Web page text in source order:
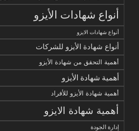
أنواع شهادات الأيزو
أنواع شهادات الايزو
أنواع شهادة الأيزو للشركات
أهمية التحقق من شهادة الأيزو
أهمية شهادة الأيزو
أهمية شهادة الأيزو للأفراد
أهمية شهادة الايزو
إدارة الجودة